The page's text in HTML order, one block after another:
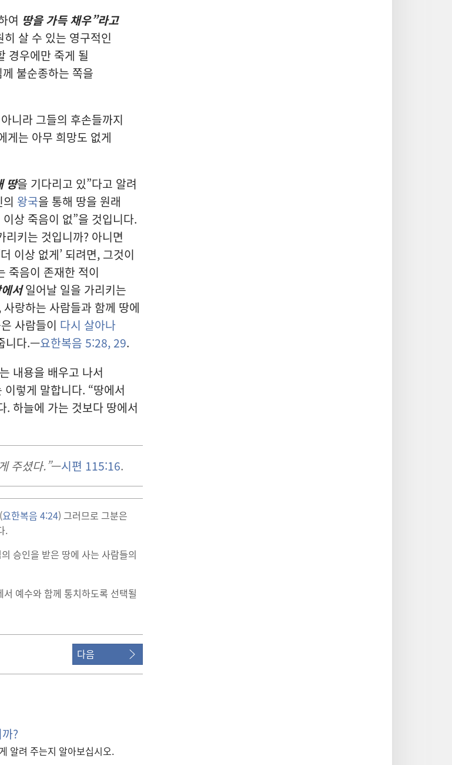
여 땅을 가득 채우”라고
살 수 있는 영구적인
경우에만 죽게 될
불순종하는 쪽을
니라 그들의 후손들까지
게는 아무 희망도 없게
땅을 기다리고 있”다고 알려
왕국을 통해 땅을 원래
상 죽음이 없”을 것입니다.
키는 것입니까? 아니면
이상 없게’ 되려면, 그것이
죽음이 존재한 적이
서일어날 일을 가리키는
랑하는 사람들과 함께 땅에
사람들이 다시 살아나
니다.—요한복음 5:28, 29.
내용을 배우고 나서
렇게 말합니다. “땅에서
. 하늘에 가는 것보다 땅에서
주셨다.”—시편 115:16.
요한복음 4:24) 그러므로 그분은
.
승인을 받은 땅에 사는 사람들의
예수와 함께 통치하도록 선택될
다음
?
알려 주는지 알아보십시오.